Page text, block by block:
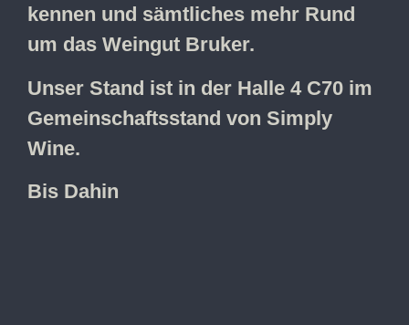
kennen und sämtliches mehr Rund
um das Weingut Bruker.
Unser Stand ist in der Halle 4 C70 im
Gemeinschaftsstand von Simply
Wine.
Bis Dahin